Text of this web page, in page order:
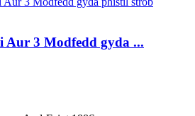
Aur 3 Modfedd gyda ...